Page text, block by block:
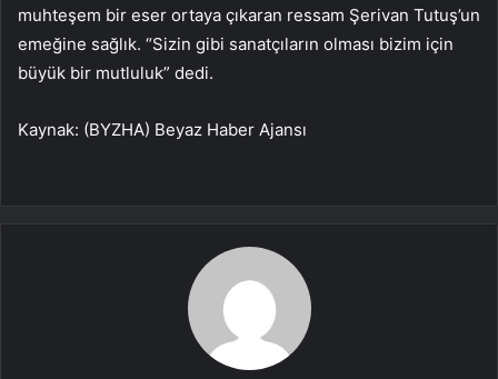
muhteşem bir eser ortaya çıkaran ressam Şerivan Tutuş’un
emeğine sağlık. “Sizin gibi sanatçıların olması bizim için
büyük bir mutluluk” dedi.
Kaynak: (BYZHA) Beyaz Haber Ajansı